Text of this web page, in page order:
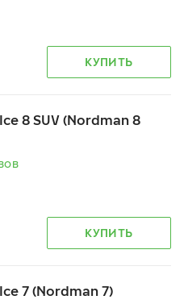
КУПИТЬ
8 SUV (Nordman 8
КУПИТЬ
7 (Nordman 7)